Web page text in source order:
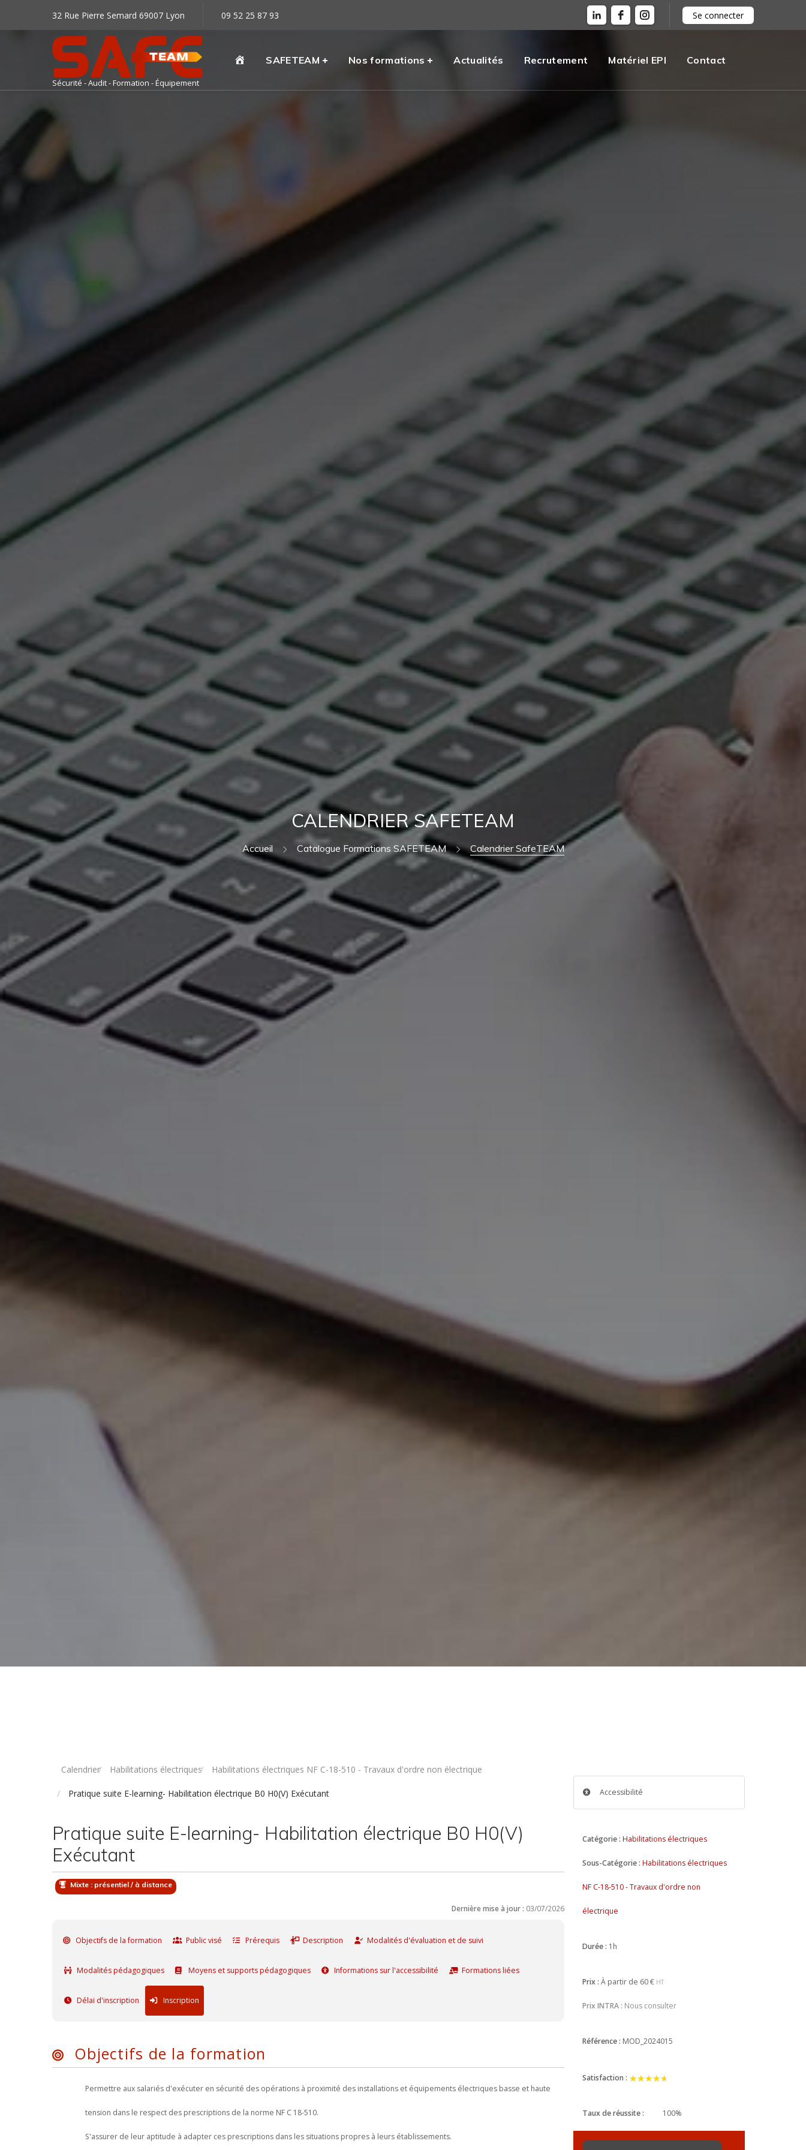
32 Rue Pierre Semard 69007 Lyon 09 52 25 87 93 Se connecter
AccueilSAFETEAM Nos formations Actualités Recrutement Matériel EPI Contact
CALENDRIER SAFETEAM
Accueil Catalogue Formations SAFETEAM Calendrier SafeTEAM
Calendrier Habilitations électriques Habilitations électriques NF C-18-510 - Travaux d'ordre non électrique
Pratique suite E-learning- Habilitation électrique B0 H0(V) Exécutant
Pratique suite E-learning- Habilitation électrique B0 H0(V)
Exécutant
Mixte : présentiel / à distance
Dernière mise à jour : 03/07/2026
Objectifs de la formation Public visé Prérequis Description Modalités d'évaluation et de suivi
Modalités pédagogiques Moyens et supports pédagogiques Informations sur l'accessibilité Formations liées
Délai d'inscription Inscription
Objectifs de la formation
Permettre aux salariés d'exécuter en sécurité des opérations à proximité des installations et équipements électriques basse et haute
tension dans le respect des prescriptions de la norme NF C 18-510.
S'assurer de leur aptitude à adapter ces prescriptions dans les situations propres à leurs établissements.
Accessibilité
Catégorie : Habilitations électriques
Sous-Catégorie : Habilitations électriques
NF C-18-510 - Travaux d'ordre non
électrique
Durée : 1h
Prix : À partir de 60 € HT
Prix INTRA : Nous consulter
Référence : MOD_2024015
Satisfaction : ★★★★★
★★★★★
Taux de réussite : 100%